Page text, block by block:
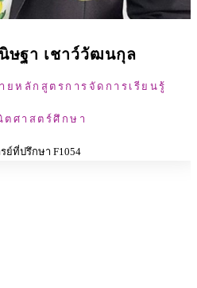
ษฐา เชาว์วัฒนกุล
หลักสูตรการจัดการเรียนรู้
ศาสตร์ศึกษา
ย์ที่ปรึกษา F1054